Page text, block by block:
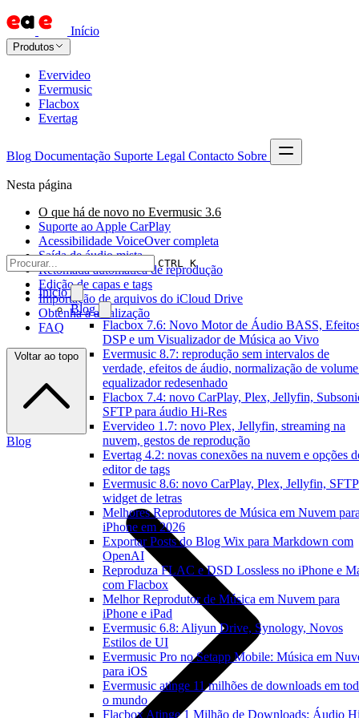
Início
Produtos
Evervideo
Evermusic
Flacbox
Evertag
Blog Documentação Suporte Legal Contacto Sobre
CTRL K
Início
Blog
Flacbox 7.6: Novo Motor de Áudio BASS,
DSP e um Visualizador de Música ao Vivo
Evermusic 8.7: reprodução sem intervalos de
verdade, efeitos de áudio, normalização de
equalizador redesenhado
Flacbox 7.4: novo CarPlay, Plex, Jellyfin,
SFTP para áudio Hi-Res
Evervideo 1.7: novo Plex, Jellyfin, streaming na
nuvem, gestos de reprodução
Evertag 4.2: novas conexões na nuvem e opções
editor de tags
Evermusic 8.6: novo CarPlay, Plex, Jellyfin,
widget de letras
Melhores Reprodutores de Música em Nuvem
iPhone em 2026
Exportar Posts do Blog Wix para Markdown com
OpenAI
Reproduza FLAC e DSD Lossless no iPhone e
com Flacbox
Melhor Reprodutor de Música em Nuvem para
iPhone e iPad
Evermusic 6.8: Aliyun Drive, Synology, Novos
Estilos de UI
Evermusic Pro no Setapp Mobile: Música em
para iOS
Evermusic atinge 11 milhões de downloads em
o mundo
Flacbox Atinge 1 Milhão de Downloads: Áudio
Nesta página
O que há de novo no Evermusic 3.6
Suporte ao Apple CarPlay
Acessibilidade VoiceOver completa
Saída de áudio mista
Retomada automática de reprodução
Edição de capas e tags
Importação de arquivos do iCloud Drive
Obtenha a atualização
FAQ
Voltar ao topo
Blog